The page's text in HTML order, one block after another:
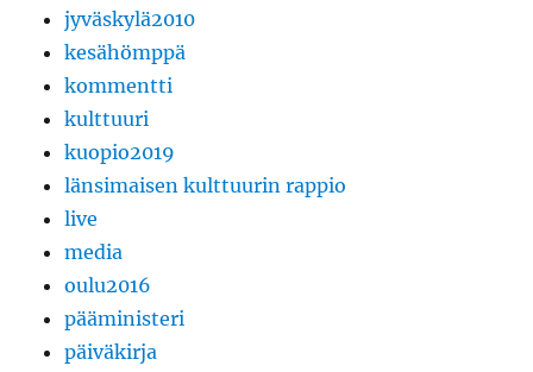
jyväskylä2010
kesähömppä
kommentti
kulttuuri
kuopio2019
länsimaisen kulttuurin rappio
live
media
oulu2016
pääministeri
päiväkirja